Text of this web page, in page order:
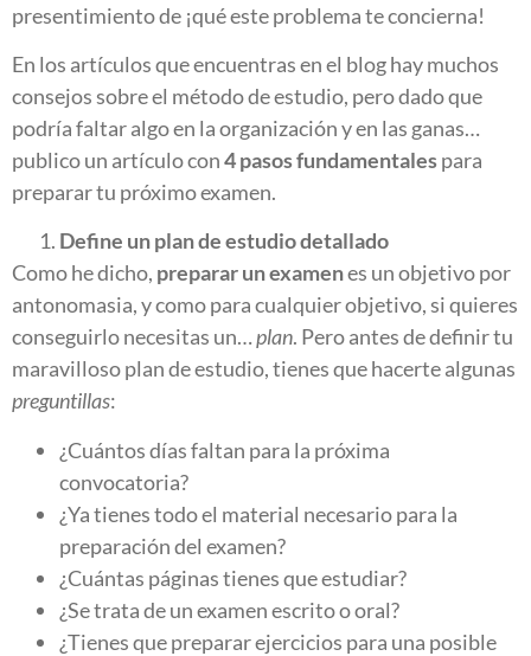
presentimiento de ¡qué este problema te concierna!
En los artículos que encuentras en el blog hay muchos
consejos sobre el método de estudio, pero dado que
podría faltar algo en la organización y en las ganas…
publico un artículo con4 pasos fundamentalespara
preparar tu próximo examen.
Define un plan de estudio detallado
Como he dicho, preparar un examenes un objetivo por
antonomasia, y como para cualquier objetivo, si quieres
conseguirlo necesitas un…plan. Pero antes de definir tu
maravilloso plan de estudio, tienes que hacerte algunas
preguntillas:
¿Cuántos días faltan para la próxima
convocatoria?
¿Ya tienes todo el material necesario para la
preparación del examen?
¿Cuántas páginas tienes que estudiar?
¿Se trata de un examen escrito o oral?
¿Tienes que preparar ejercicios para una posible